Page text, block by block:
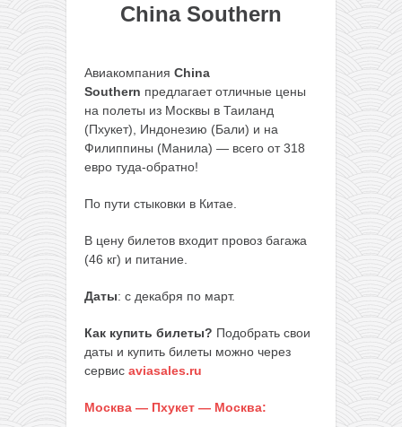
China Southern
Авиакомпания China
Southern предлагает отличные цены
на полеты из Москвы в Таиланд
(Пхукет), Индонезию (Бали) и на
Филиппины (Манила) — всего от 318
евро туда-обратно!
По пути стыковки в Китае.
В цену билетов входит провоз багажа
(46 кг) и питание.
Даты: с декабря по март.
Как купить билеты? Подобрать свои
даты и купить билеты можно через
сервис aviasales.ru
Москва — Пхукет — Москва: